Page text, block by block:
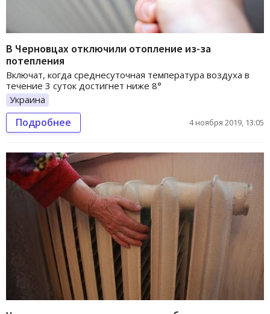
В Черновцах отключили отопление из-за
потепления
Включат, когда среднесуточная температура воздуха в
течение 3 суток достигнет ниже 8°
Украина
Подробнее 4 ноября 2019, 13:05